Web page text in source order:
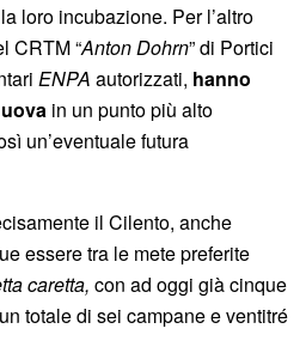
loro incubazione. Per l’altro
CRTM “Anton Dohrn” di Portici
ENPA autorizzati, hanno
in un punto più alto
un’eventuale futura
il Cilento, anche
essere tra le mete preferite
caretta, con ad oggi già cinque
totale di sei campane e ventitré